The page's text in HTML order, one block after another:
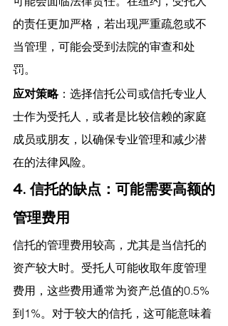
的责任更加严格，若出现严重疏忽或不
当管理，可能会受到法院的审查和处
罚。
应对策略：选择信托公司或信托专业人
士作为受托人，或者是比较信赖的家庭
成员或朋友，以确保专业管理和减少潜
在的法律风险。
4. 信托的缺点：可能需要高额的
管理费用
信托的管理费用较高，尤其是当信托的
资产较大时。受托人可能收取年度管理
费用，这些费用通常为资产总值的0.5%
到1%。对于较大的信托，这可能意味着